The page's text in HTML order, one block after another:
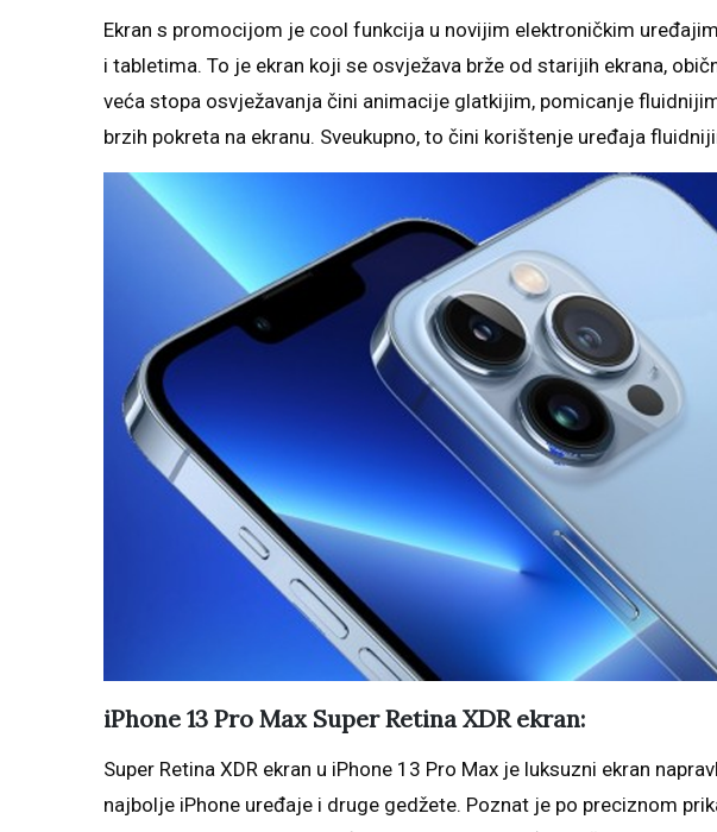
Ekran s promocijom je cool funkcija u novijim elektroničkim
i tabletima. To je ekran koji se osvježava brže od starijih ekrana,
veća stopa osvježavanja čini animacije glatkijim, pomicanje
brzih pokreta na ekranu. Sveukupno, to čini korištenje uređaja
iPhone 13 Pro Max Super Retina XDR ekran:
Super Retina XDR ekran u iPhone 13 Pro Max je luksuzni ekran
najbolje iPhone uređaje i druge gedžete. Poznat je po preciznom